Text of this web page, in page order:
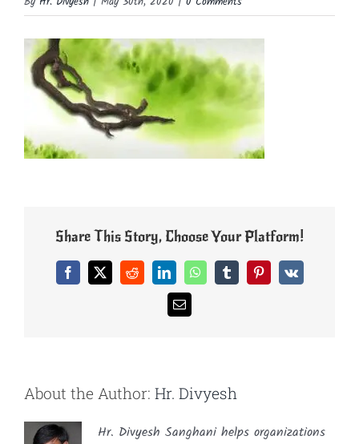
Share This Story, Choose Your Platform!
Facebook
X RedditLinkedInWhatsAppTumblrPinterest
Vk
Email
About the Author: Hr. Divyesh
Hr. Divyesh Sanghani helps organizations